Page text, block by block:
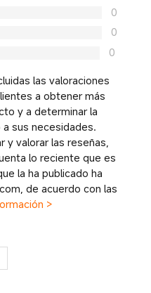
0
0
0
las valoraciones
a obtener más
y a determinar la
sus necesidades.
y valorar las reseñas,
lo reciente que es
la ha publicado ha
de acuerdo con las
>